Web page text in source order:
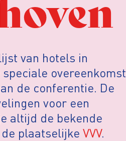
van hotels in
speciale overeenkomst
de conferentie. De
voor een
altijd de bekende
plaatselijke VVV.